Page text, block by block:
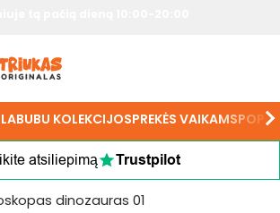
LABUBU KOLEKCIJOSPREKĖS VAIKAMSPOP
atsiliepimą Trustpilot